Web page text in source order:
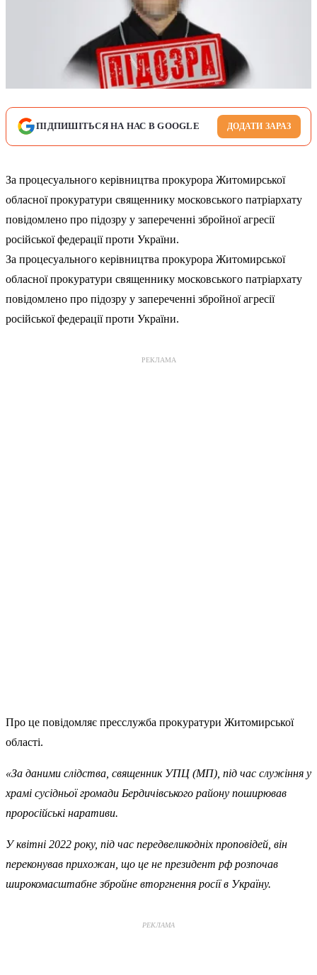
ПІДПИШІТЬСЯ НА НАС В GOOGLE ДОДАТИ ЗАРАЗ
За процесуального керівництва прокурора Житомирської
обласної прокуратури священнику московського патріархату
повідомлено про підозру у запереченні збройної агресії
російської федерації проти України.
За процесуального керівництва прокурора Житомирської
обласної прокуратури священнику московського патріархату
повідомлено про підозру у запереченні збройної агресії
російської федерації проти України.
РЕКЛАМА
Про це повідомляє пресслужба прокуратури Житомирської
області.
«За даними слідства, священник УПЦ (МП), під час служіння у
храмі сусідньої громади Бердичівського району поширював
проросійські наративи.
У квітні 2022 року, під час передвеликодніх проповідей, він
переконував прихожан, що це не президент рф розпочав
широкомасштабне збройне вторгнення росії в Україну.
РЕКЛАМА